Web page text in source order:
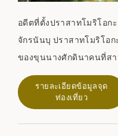
อดีตที่ตั้งปราสาทโมริโอก
จักรนันบุ ปราสาทโมริโอก
ของขุนนางศักดินาคนที่สา
ปราสาทที่สร้างขึ้นบนเนิ
คามิและแม่น้ำนาคาสึกาวะ
ปัจจุบันมีเพียงกำแพงหินแ
ดังกล่าวเป็นที่รู้จักในชื่อ
รายละเอียดข้อมูลจุด
ท่องเที่ยว